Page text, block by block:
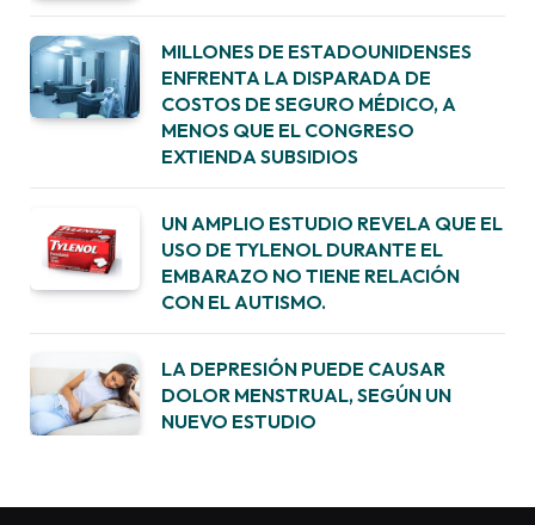
MILLONES DE ESTADOUNIDENSES
ENFRENTA LA DISPARADA DE
COSTOS DE SEGURO MÉDICO, A
MENOS QUE EL CONGRESO
EXTIENDA SUBSIDIOS
UN AMPLIO ESTUDIO REVELA QUE EL
USO DE TYLENOL DURANTE EL
EMBARAZO NO TIENE RELACIÓN
CON EL AUTISMO.
LA DEPRESIÓN PUEDE CAUSAR
DOLOR MENSTRUAL, SEGÚN UN
NUEVO ESTUDIO